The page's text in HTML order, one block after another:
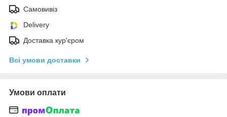
Самовивіз
Delivery
Доставка кур'єром
Всі умови доставки
Умови оплати